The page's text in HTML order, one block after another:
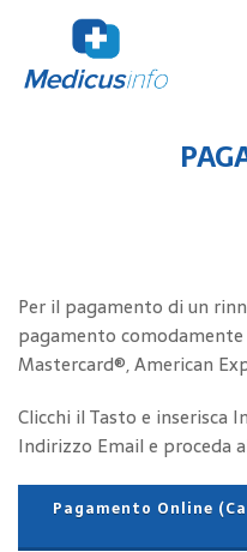
Per il pagamento di un
pagamento
Mastercard®, American
Clicchi il Tasto e inserisca
Indirizzo Email e proceda
Pagamento Online